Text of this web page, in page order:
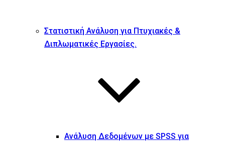
Στατιστική Ανάλυση για Πτυχιακές &
Διπλωματικές Εργασίες.
Ανάλυση Δεδομένων με SPSS για